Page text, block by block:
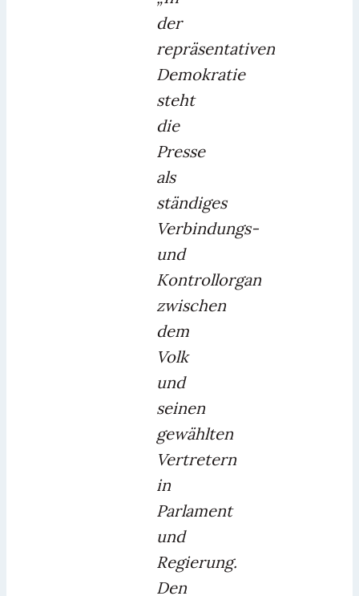
der
repräsentativen
Demokratie
steht
die
Presse
als
ständiges
Verbindungs-
und
Kontrollorgan
zwischen
dem
Volk
und
seinen
gewählten
Vertretern
in
Parlament
und
Regierung.
Den